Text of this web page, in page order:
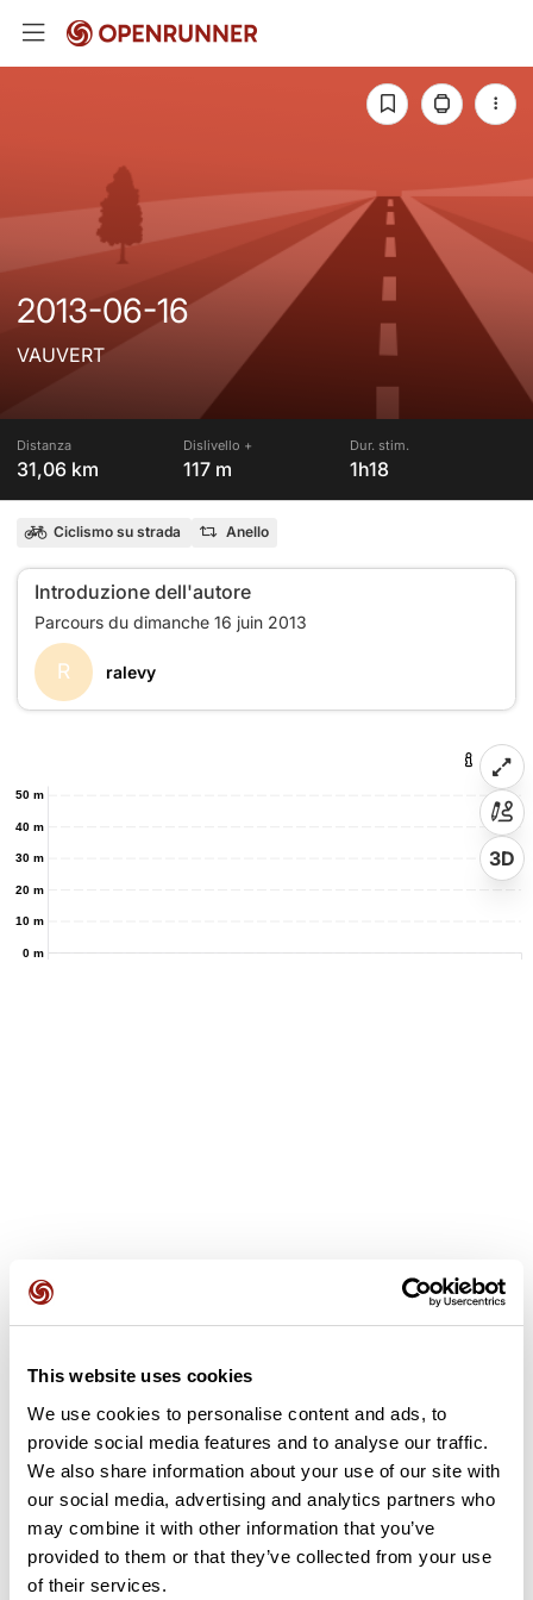
This website uses cookies
We use cookies to personalise content and ads, to
provide social media features and to analyse our traffic.
We also share information about your use of our site with
our social media, advertising and analytics partners who
may combine it with other information that you’ve
provided to them or that they’ve collected from your use
of their services.
2013-06-16
VAUVERT
Distanza
31,06 km
Dislivello +
117 m
Dur. stim.
1h18
Ciclismo su strada Anello
Introduzione dell'autore
R ralevy
0 m
10 m
20 m
30 m
40 m
50 m
3D
Questo percorso non contiene ancora alcuna recensione.
L'hai già effettuato? Sii il primo a inviare una recensione!
Aggiungi una recensione